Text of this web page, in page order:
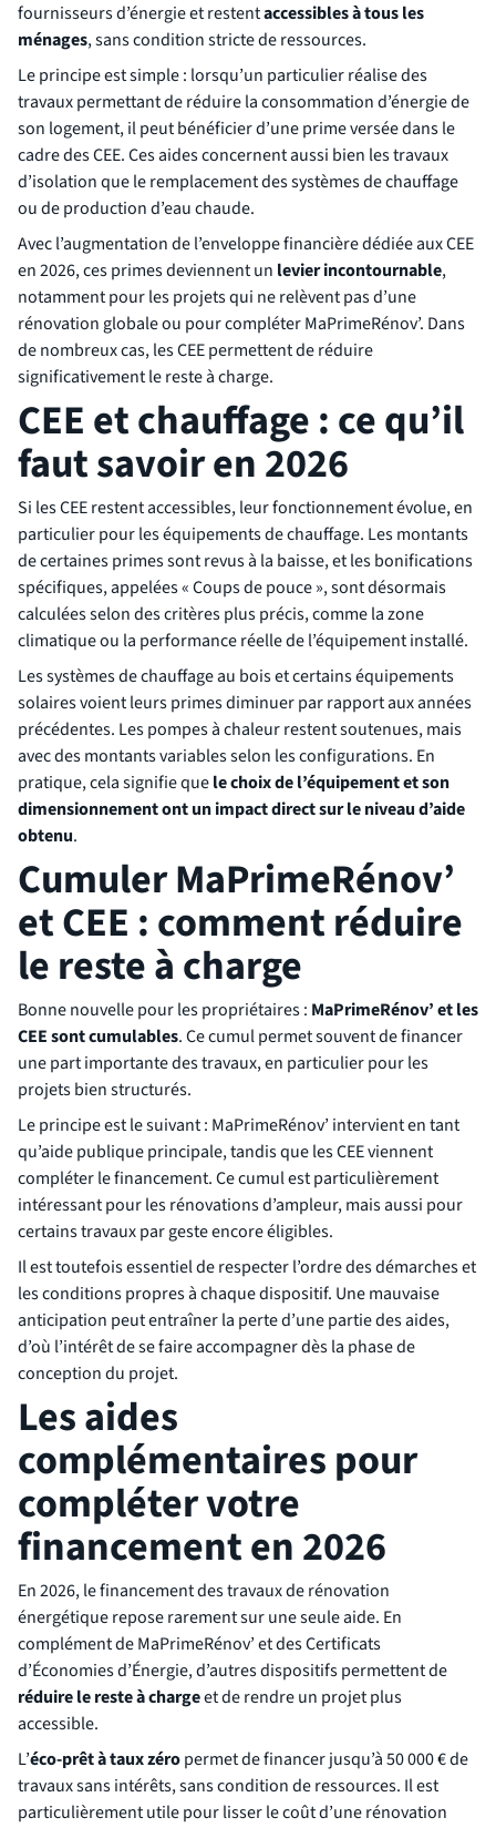
fournisseurs d’énergie et restentaccessibles à tous les
ménages, sans condition stricte de ressources.
Le principe est simple : lorsqu’un particulier réalise des
travaux permettant de réduire la consommation d’énergie de
son logement, il peut bénéficier d’une prime versée dans le
cadre des CEE. Ces aides concernent aussi bien les travaux
d’isolation que le remplacement des systèmes de chauffage
ou de production d’eau chaude.
Avec l’augmentation de l’enveloppe financière dédiée aux CEE
en 2026, ces primes deviennent un levier incontournable,
notamment pour les projets qui ne relèvent pas d’une
rénovation globale ou pour compléter MaPrimeRénov’. Dans
de nombreux cas, les CEE permettent de réduire
significativement le reste à charge.
CEE et chauffage : ce qu’il
faut savoir en 2026
Si les CEE restent accessibles, leur fonctionnement évolue, en
particulier pour les équipements de chauffage. Les montants
de certaines primes sont revus à la baisse, et les bonifications
spécifiques, appelées « Coups de pouce », sont désormais
calculées selon des critères plus précis, comme la zone
climatique ou la performance réelle de l’équipement installé.
Les systèmes de chauffage au bois et certains équipements
solaires voient leurs primes diminuer par rapport aux années
précédentes. Les pompes à chaleur restent soutenues, mais
avec des montants variables selon les configurations. En
pratique, cela signifie quele choix de l’équipement et son
dimensionnement ont un impact direct sur le niveau d’aide
obtenu.
Cumuler MaPrimeRénov’
et CEE : comment réduire
le reste à charge
Bonne nouvelle pour les propriétaires : MaPrimeRénov’ et les
CEE sont cumulables. Ce cumul permet souvent de financer
une part importante des travaux, en particulier pour les
projets bien structurés.
Le principe est le suivant : MaPrimeRénov’ intervient en tant
qu’aide publique principale, tandis que les CEE viennent
compléter le financement. Ce cumul est particulièrement
intéressant pour les rénovations d’ampleur, mais aussi pour
certains travaux par geste encore éligibles.
Il est toutefois essentiel de respecter l’ordre des démarches et
les conditions propres à chaque dispositif. Une mauvaise
anticipation peut entraîner la perte d’une partie des aides,
d’où l’intérêt de se faire accompagner dès la phase de
conception du projet.
Les aides
complémentaires pour
compléter votre
financement en 2026
En 2026, le financement des travaux de rénovation
énergétique repose rarement sur une seule aide. En
complément de MaPrimeRénov’ et des Certificats
d’Économies d’Énergie, d’autres dispositifs permettent de
réduire le reste à chargeet de rendre un projet plus
accessible.
L’éco-prêt à taux zéropermet de financer jusqu’à 50 000 € de
travaux sans intérêts, sans condition de ressources. Il est
particulièrement utile pour lisser le coût d’une rénovation